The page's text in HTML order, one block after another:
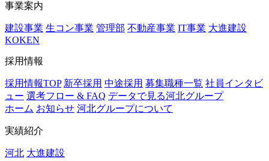
事業案内
建設事業 生コン事業 管理部 不動産事業 IT事業 大進建設
KOKEN
採用情報
採用情報TOP 新卒採用 中途採用 募集職種一覧 社員インタビ
ュー 選考フロー & FAQ データで見る河北グループ
ホーム お知らせ 河北グループについて
実績紹介
河北 大進建設